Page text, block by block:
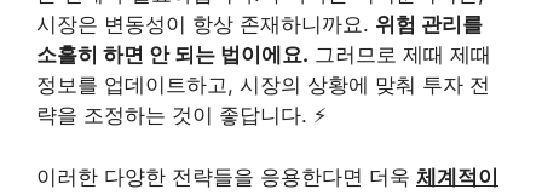
시장은 변동성이 항상 존재하니까요. 위험 관리를
소홀히 하면 안 되는 법이에요. 그러므로 제때 제때
정보를 업데이트하고, 시장의 상황에 맞춰 투자 전
략을 조정하는 것이 좋답니다. ⚡️
이러한 다양한 전략들을 응용한다면 더욱 체계적이